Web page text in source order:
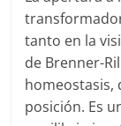
tanto en la
de Brenner-
homeostasis,
posición. Es